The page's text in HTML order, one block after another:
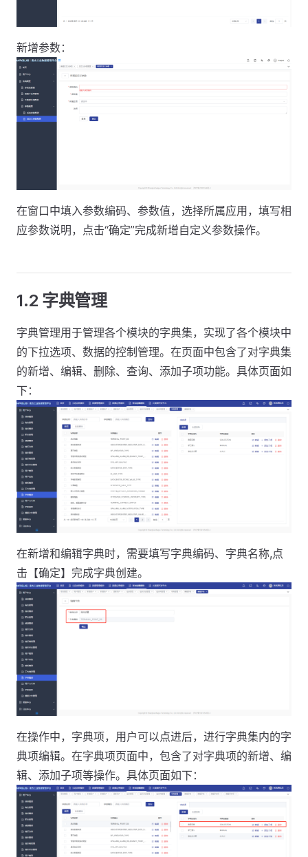
新增参数：
在窗口中填入参数编码、参数值，选择所属应用，填写相
应参数说明，点击“确定”完成新增自定义参数操作。
1.2 字典管理
字典管理用于管理各个模块的字典集，实现了各个模块中
的下拉选项、数据的控制管理。在页面中包含了对字典集
的新增、编辑、删除、查询、添加子项功能。具体页面如
下：
在新增和编辑字典时，需要填写字典编码、字典名称,点
击【确定】完成字典创建。
在操作中，字典项，用户可以点进后，进行字典集内的字
典项编辑。在字典项页面中，包含了对字典项的新增、编
辑、添加子项等操作。具体页面如下：